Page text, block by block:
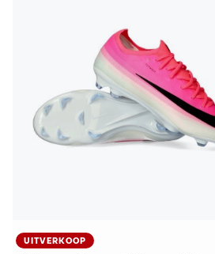
UITVERKOOP